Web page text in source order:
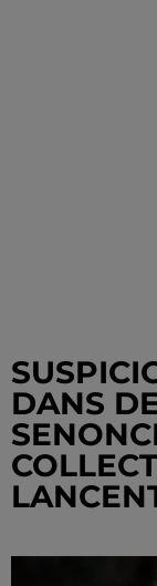
DANS